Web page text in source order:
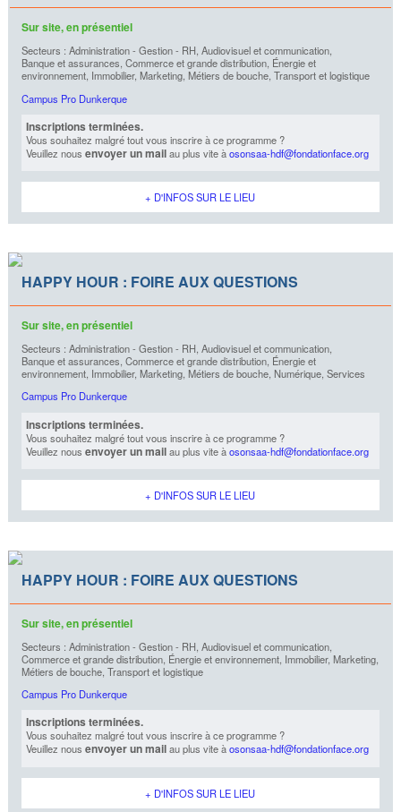
Sur site, en présentiel
Secteurs : Administration - Gestion - RH, Audiovisuel et communication,
Banque et assurances, Commerce et grande distribution, Énergie et
environnement, Immobilier, Marketing, Métiers de bouche, Transport et logistique
Campus Pro Dunkerque
Inscriptions terminées.
Vous souhaitez malgré tout vous inscrire à ce programme ?
Veuillez nous envoyer un mailau plus vite àosonsaa-hdf@fondationface.org
+ D'INFOS SUR LE LIEU
HAPPY HOUR : FOIRE AUX QUESTIONS
Sur site, en présentiel
Secteurs : Administration - Gestion - RH, Audiovisuel et communication,
Banque et assurances, Commerce et grande distribution, Énergie et
environnement, Immobilier, Marketing, Métiers de bouche, Numérique, Services
Campus Pro Dunkerque
Inscriptions terminées.
Vous souhaitez malgré tout vous inscrire à ce programme ?
Veuillez nous envoyer un mailau plus vite àosonsaa-hdf@fondationface.org
+ D'INFOS SUR LE LIEU
HAPPY HOUR : FOIRE AUX QUESTIONS
Sur site, en présentiel
Secteurs : Administration - Gestion - RH, Audiovisuel et communication,
Commerce et grande distribution, Énergie et environnement, Immobilier, Marketing,
Métiers de bouche, Transport et logistique
Campus Pro Dunkerque
Inscriptions terminées.
Vous souhaitez malgré tout vous inscrire à ce programme ?
Veuillez nous envoyer un mailau plus vite àosonsaa-hdf@fondationface.org
+ D'INFOS SUR LE LIEU